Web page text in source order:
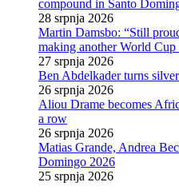
compound in Santo
28 srpnja 2026
Martin Damsbo: “Still
making another World Cup
27 srpnja 2026
Ben Abdelkader turns
26 srpnja 2026
Aliou Drame becomes
a row
26 srpnja 2026
Matias Grande, Andrea
Domingo 2026
25 srpnja 2026